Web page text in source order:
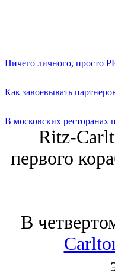
Ничего личного, просто
Как завоевывать
В московских ресторанах
Ritz-
первого
В